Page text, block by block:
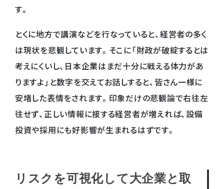
す。
とくに地方で講演などを行なっていると、経営者の多く
は現状を悲観しています。そこに「財政が破綻するとは
考えにくいし、日本企業はまだ十分に戦える体力があ
りますよ」と数字を交えてお話しすると、皆さん一様に
安堵した表情をされます。印象だけの悲観論で右往左
往せず、正しい情報に接する経営者が増えれば、設備
投資や採用にも好影響が生まれるはずです。
リスクを可視化して大企業と取